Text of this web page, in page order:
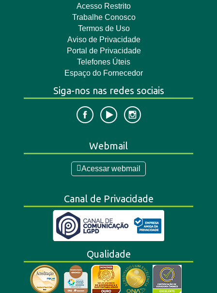
Acesso Restrito
Trabalhe Conosco
Termos de Uso
Aviso de Privacidade
Portal de Privacidade
Telefones Úteis
Espaço do Fornecedor
Siga-nos nas redes sociais
Webmail
Acessar webmail
Canal de Privacidade
Qualidade